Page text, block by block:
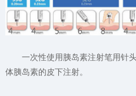
一次性使用胰岛素注射笔用针
体胰岛素的皮下注射。